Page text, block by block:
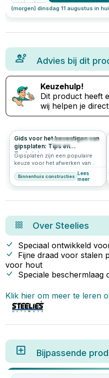
(morgen) dinsdag 11 augustus in
Advies bij dit
Keuzehulp!
Dit product heeft
wij helpen je
940 4.9
Gids voor het bevestigen van
gipsplaten: Tips en
Technieken
Gipsplaten zijn een populaire
keuze voor het afwerken van
binnenmuren en plafonds
vanwege hun veelzijdigheid en
eenvoudige installatie. Hier een
gipsplaten kunt bevestigen.
Binnenhuis constructies Lees
meer
OverSteelies
Speciaal ontwikkeld
Fijne draad voor stalen
voor hout
Speciale beschermlaag
Klik hier om meer te leren
Bijpassende